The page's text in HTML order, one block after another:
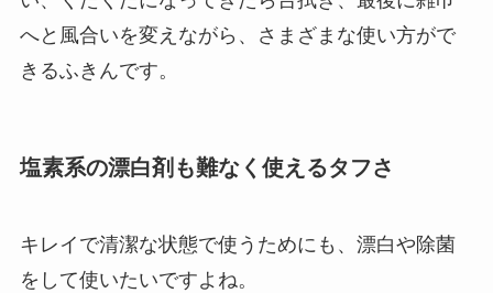
へと風合いを変えながら、さまざまな使い方がで
きるふきんです。
塩素系の漂白剤も難なく使えるタフさ
キレイで清潔な状態で使うためにも、漂白や除菌
をして使いたいですよね。